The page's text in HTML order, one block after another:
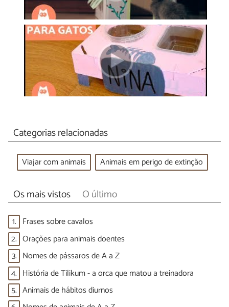
Categorias relacionadas
Viajar com animais Animais em perigo de extinção
Os mais vistos O último
1. Frases sobre cavalos
2. Orações para animais doentes
3. Nomes de pássaros de A a Z
4. História de Tilikum - a orca que matou a treinadora
5. Animais de hábitos diurnos